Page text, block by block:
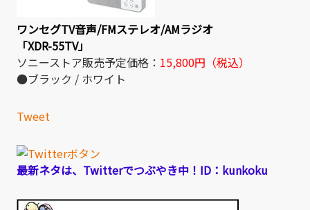
ワンセグTV音声/FMステレオ/AMラジオ
「XDR-55TV」
ソニーストア販売予定価格： 15,800円（税込）
●ブラック / ホワイト
Tweet
最新ネタは、Twitterでつぶやき中！ID：kunkoku